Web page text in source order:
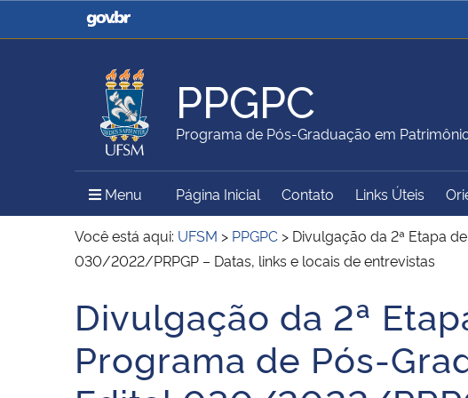
Casa Civil
Ministério da Justiça e
Ministério da Agricultura,
Pecuária e Abastecimento
Ministério da Educação
Ministério do Meio Ambiente Ministério do Turismo
Secretaria de Governo
Gabinete de Segurança
Institucional
PPGPC
Programa de Pós-Graduação em
Menu Menu Principal do Sítio
Página Inicial Contato Links Úteis
Você está aqui: UFSM > PPGPC > Divulgação da 2ª Etapa
030/2022/PRPGP – Datas, links e locais de entrevistas
Início do conteúdo
Divulgação da 2ª
Programa de Pós-